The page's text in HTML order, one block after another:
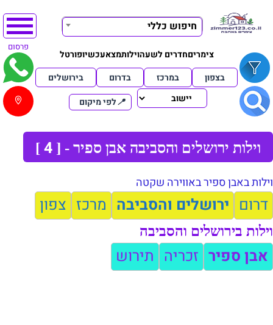
חיפוש כללי
צימריםחדרים לשעהוילותמצאעכשיופורטל
פרסום
בצפון במרכז בדרום
בירושלים
📍לפי מיקום
וילות ירושלים והסביבה אבן ספיר - [ 4
]
וילות באבן ספיר באווירה שקטה
דרום ירושלים והסביבה מרכז צפון
וילות בירושלים והסביבה
אבן ספיר זכריה תירוש